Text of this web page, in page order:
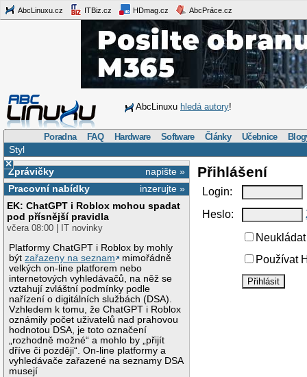
AbcLinuxu.cz ITBiz.cz HDmag.cz AbcPráce.cz
AbcLinuxu hledá autory!
Poradna FAQ Hardware Software Články Učebnice
Styl
×
napište »
Zprávičky
inzerujte »
Pracovní nabídky
EK: ChatGPT i Roblox mohou spadat
pod přísnější pravidla
včera 08:00 | IT novinky
Platformy ChatGPT i Roblox by mohly
býtzařazeny na seznam
mimořádně
velkých on-line platforem nebo
internetových vyhledávačů, na něž se
vztahují zvláštní podmínky podle
nařízení o digitálních službách (DSA).
Vzhledem k tomu, že ChatGPT i Roblox
oznámily počet uživatelů nad prahovou
hodnotou DSA, je toto označení
„rozhodně možné“ a mohlo by „přijít
dříve či později“. On-line platformy a
vyhledávače zařazené na seznamy DSA
musejí
Přihlášení
Login:
Heslo:
Používat